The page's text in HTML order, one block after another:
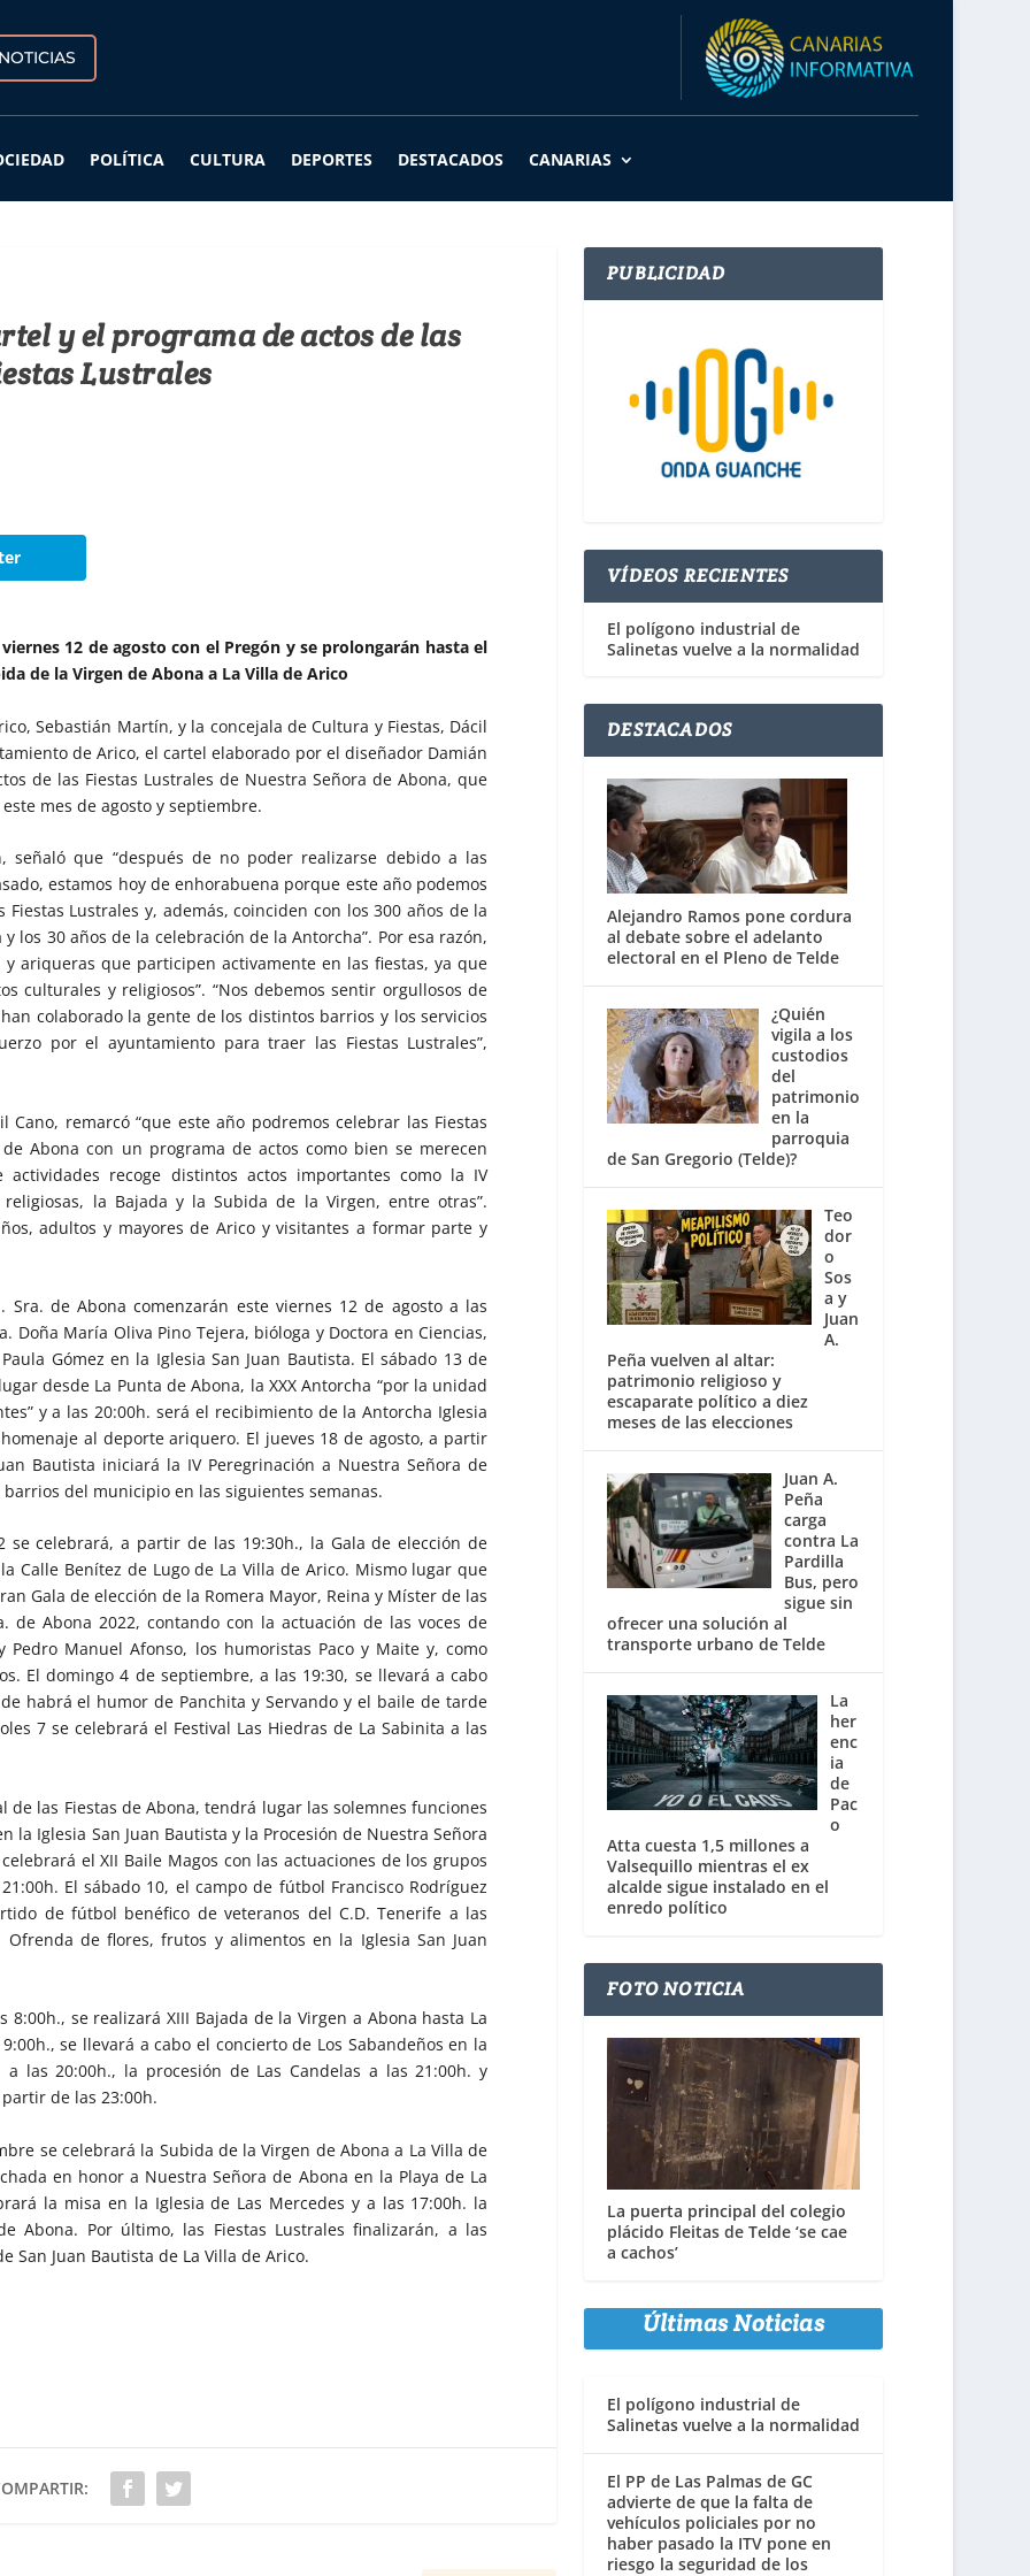
POLÍTICA CULTURA DEPORTES DESTACADOS CANARIAS
y el programa de actos de las
Lustrales
12 de agosto con el Pregón y se prolongarán hasta el
de la Virgen de Abona a La Villa de Arico
Sebastián Martín, y la concejala de Cultura y Fiestas, Dácil
de Arico, el cartel elaborado por el diseñador Damián
de las Fiestas Lustrales de Nuestra Señora de Abona, que
mes de agosto y septiembre.
señaló que “después de no poder realizarse debido a las
estamos hoy de enhorabuena porque este año podemos
Lustrales y, además, coinciden con los 300 años de la
los 30 años de la celebración de la Antorcha”. Por esa razón,
ariqueras que participen activamente en las fiestas, ya que
culturales y religiosos”. “Nos debemos sentir orgullosos de
colaborado la gente de los distintos barrios y los servicios
por el ayuntamiento para traer las Fiestas Lustrales”,
Cano, remarcó “que este año podremos celebrar las Fiestas
Abona con un programa de actos como bien se merecen
actividades recoge distintos actos importantes como la IV
la Bajada y la Subida de la Virgen, entre otras”.
adultos y mayores de Arico y visitantes a formar parte y
Sra. de Abona comenzarán este viernes 12 de agosto a las
Doña María Oliva Pino Tejera, bióloga y Doctora en Ciencias,
Gómez en la Iglesia San Juan Bautista. El sábado 13 de
desde La Punta de Abona, la XXX Antorcha “por la unidad
y a las 20:00h. será el recibimiento de la Antorcha Iglesia
al deporte ariquero. El jueves 18 de agosto, a partir
Bautista iniciará la IV Peregrinación a Nuestra Señora de
del municipio en las siguientes semanas.
celebrará, a partir de las 19:30h., la Gala de elección de
Calle Benítez de Lugo de La Villa de Arico. Mismo lugar que
Gala de elección de la Romera Mayor, Reina y Míster de las
de Abona 2022, contando con la actuación de las voces de
Pedro Manuel Afonso, los humoristas Paco y Maite y, como
El domingo 4 de septiembre, a las 19:30, se llevará a cabo
habrá el humor de Panchita y Servando y el baile de tarde
7 se celebrará el Festival Las Hiedras de La Sabinita a las
las Fiestas de Abona, tendrá lugar las solemnes funciones
la Iglesia San Juan Bautista y la Procesión de Nuestra Señora
el XII Baile Magos con las actuaciones de los grupos
El sábado 10, el campo de fútbol Francisco Rodríguez
de fútbol benéfico de veteranos del C.D. Tenerife a las
de flores, frutos y alimentos en la Iglesia San Juan
se realizará XIII Bajada de la Virgen a Abona hasta La
se llevará a cabo el concierto de Los Sabandeños en la
las 20:00h., la procesión de Las Candelas a las 21:00h. y
de las 23:00h.
se celebrará la Subida de la Virgen de Abona a La Villa de
en honor a Nuestra Señora de Abona en la Playa de La
la misa en la Iglesia de Las Mercedes y a las 17:00h. la
Abona. Por último, las Fiestas Lustrales finalizarán, a las
San Juan Bautista de La Villa de Arico.
PUBLICIDAD
VÍDEOS RECIENTES
El polígono industrial de
Salinetas vuelve a la normalidad
DESTACADOS
Alejandro Ramos pone cordura
al debate sobre el adelanto
electoral en el Pleno de Telde
¿Quién
vigila a los
custodios
del
patrimonio
en la
parroquia
de San Gregorio (Telde)?
Teo
dor
o
Sos
a y
Juan
A.
Peña vuelven al altar:
patrimonio religioso y
escaparate político a diez
meses de las elecciones
Juan A.
Peña
carga
contra La
Pardilla
Bus, pero
sigue sin
ofrecer una solución al
transporte urbano de Telde
La
her
enc
ia
de
Pac
o
Atta cuesta 1,5 millones a
Valsequillo mientras el ex
alcalde sigue instalado en el
enredo político
FOTO NOTICIA
La puerta principal del colegio
plácido Fleitas de Telde ‘se cae
a cachos’
Últimas Noticias
El polígono industrial de
Salinetas vuelve a la normalidad
El PP de Las Palmas de GC
advierte de que la falta de
vehículos policiales por no
haber pasado la ITV pone en
riesgo la seguridad de los